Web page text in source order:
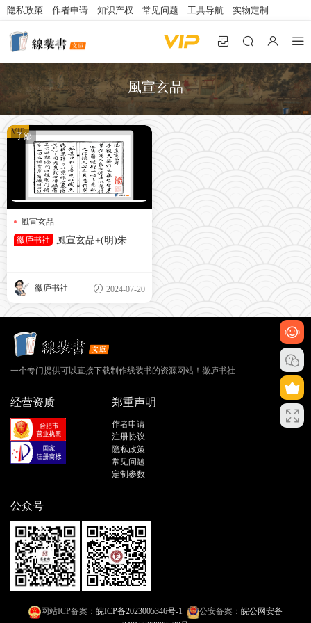
隐私政策 作者申请 知识产权 常见问题 工具导航 实物定制
風宣玄品
子部
風宣玄品
徽庐书社
風宣玄品+(明)朱厚
徽庐书社 2024-07-20
VIP
一个专门提供可以直接下载制作线装书的资源网站！徽庐书社
经营资质 郑重声明
作者申请
注册协议
隐私政策
常见问题
定制参数
公众号
网站ICP备案： 皖ICP备2023005346号-1 公安备案： 皖公网安备